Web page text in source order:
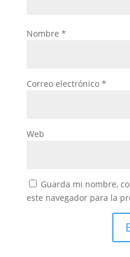
Nombre *
Correo electrónico *
Web
Guarda mi nombre,
este navegador para la